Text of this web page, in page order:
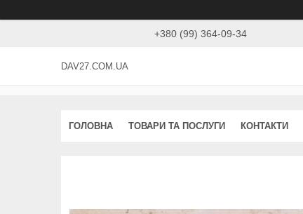
+380 (99) 364-09-34
DAV27.COM.UA
ГОЛОВНА ТОВАРИ ТА ПОСЛУГИ КОНТАКТИ